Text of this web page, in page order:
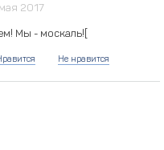
2017
Мы - москаль![
Не нравится